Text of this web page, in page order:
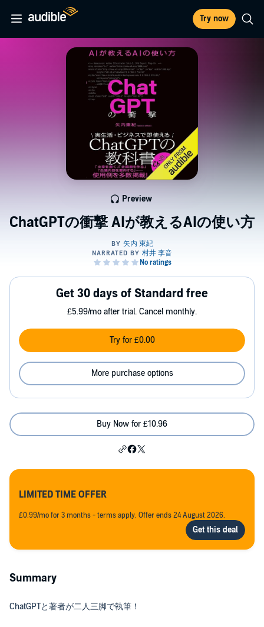
Try now
ChatGPTの衝撃 AIが教えるAIの使い方
Preview
Get 30 days of Standard free
£5.99/mo after trial. Cancel monthly.
Try for £0.00
More purchase options
Buy Now for £10.96
LIMITED TIME OFFER
£0.99/mo for 3 months - terms apply. Offer ends 24 August 2026.
Summary
ChatGPTと著者が二人三脚で執筆！